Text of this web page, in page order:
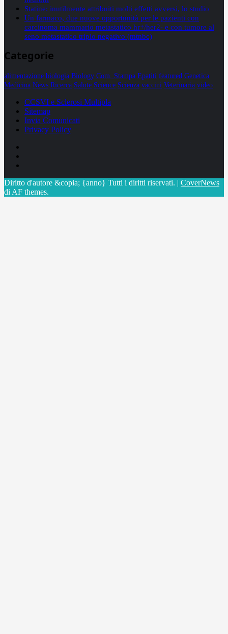
Statine: inutilmente attribuiti molti effetti avversi, lo studio
Un farmaco, due nuove opportunità per le pazienti con
carcinoma mammario metastatico hr+/her2- e con tumore al
seno metastatico triplo negativo (mtnbc)
Categorie
alimentazione biologia Biology Com. Stampa Epatiti featured Genetica
Medicina News Ricerca Salute Science Scienza vaccini Veterinaria video
CCSVI e Sclerosi Multipla
Sitemap
Invia Comunicati
Privacy Policy
Diritto d'autore &copia; {anno} Tutti i diritti riservati. | CoverNews
di AF themes.